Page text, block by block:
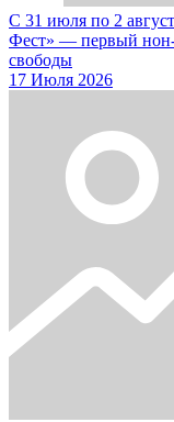
С 31 июля по 2
Фест» — первый нон-
свободы
17 Июля 2026